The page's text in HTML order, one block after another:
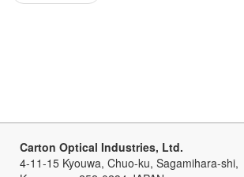
Carton Optical Industries, Ltd.
4-11-15 Kyouwa, Chuo-ku, Sagamihara-shi,